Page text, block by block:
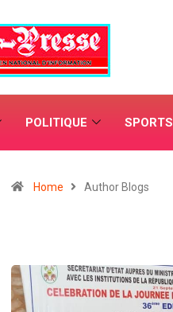
POLITIQUE SPORTS
Home Author Blogs